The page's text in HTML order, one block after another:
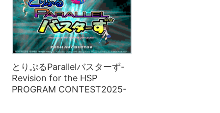
とりぷるParallelバスターず-
Revision for the HSP
PROGRAM CONTEST2025-